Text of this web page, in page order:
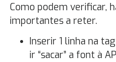
Como podem verificar,
importantes a reter.
Inserir 1 linha na
ir “sacar” a font à